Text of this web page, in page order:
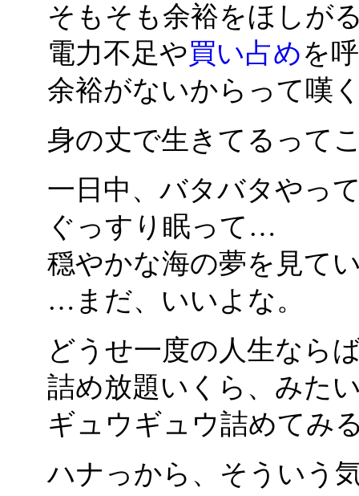
そもそも余裕をほしが
電力不足や買い占めを
余裕がないからって嘆
身の丈で生きてるって
一日中、バタバタやっ
ぐっすり眠って…
穏やかな海の夢を見て
…まだ、いいよな。
どうせ一度の人生なら
詰め放題いくら、みた
ギュウギュウ詰めてみ
ハナっから、そういう